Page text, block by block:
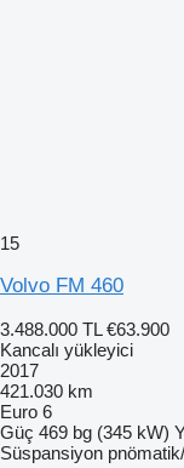
15
Volvo FM 460
3.488.000 TL €63.900
Kancalı yükleyici
2017
421.030 km
Euro 6
Güç 469 bg (345 kW)
Süspansiyon